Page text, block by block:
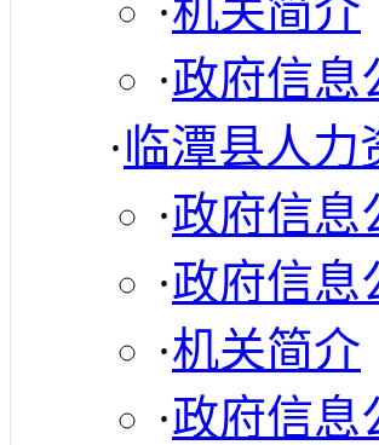
·机关简介
·政府信息
·临潭县人力
·政府信息
·政府信息
·机关简介
·政府信息